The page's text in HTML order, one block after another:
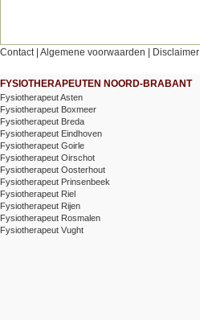
Contact| Algemene voorwaarden Disclaimer
FYSIOTHERAPEUTEN NOORD-BRABANT
Fysiotherapeut Asten
Fysiotherapeut Boxmeer
Fysiotherapeut Breda
Fysiotherapeut Eindhoven
Fysiotherapeut Goirle
Fysiotherapeut Oirschot
Fysiotherapeut Oosterhout
Fysiotherapeut Prinsenbeek
Fysiotherapeut Riel
Fysiotherapeut Rijen
Fysiotherapeut Rosmalen
Fysiotherapeut Vught